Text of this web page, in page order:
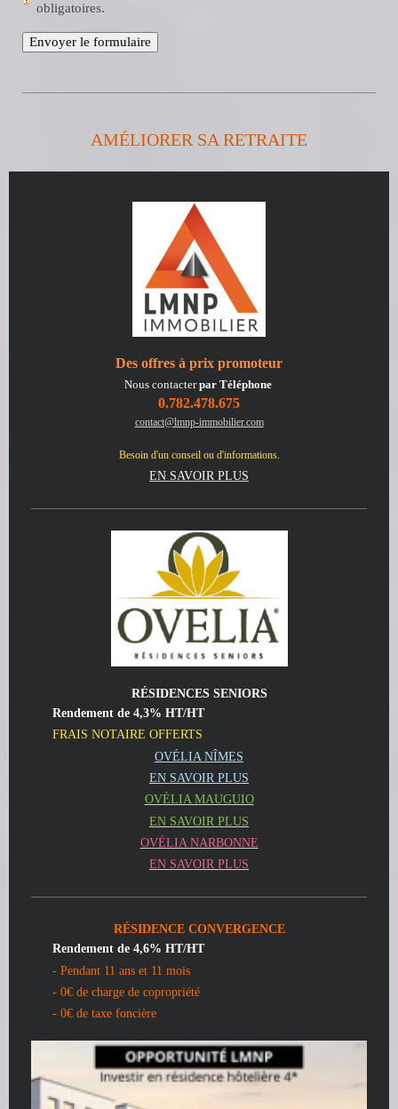
obligatoires.
AMÉLIORER SA RETRAITE
Des offres à prix promoteur
Nous contacterpar Téléphone
0.782.478.675
contact@lmnp-immobilier.com
Besoin d'un conseil ou d'informations.
EN SAVOIR PLUS
RÉSIDENCES SENIORS
Rendement de 4,3% HT/HT
FRAIS NOTAIRE OFFERTS
OVÉLIA NÎMES
EN SAVOIR PLUS
OVÉLIA MAUGUIO
EN SAVOIR PLUS
OVÉLIA NARBONNE
EN SAVOIR PLUS
RÉSIDENCE CONVERGENCE
Rendement de 4,6% HT/HT
- Pendant 11 ans et 11 mois
- 0€ de charge de copropriété
- 0€ de taxe foncière